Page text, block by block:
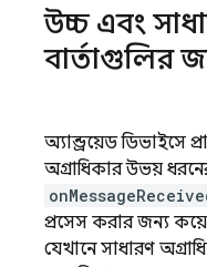
উচ্চ এবং
বার্তাগুলির
অ্যান্ড্রয়েড ডিভাইসে
অগ্রাধিকার উভয়
প্রসেস করার জন্য
যেখানে সাধারণ